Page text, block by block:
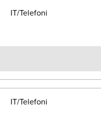
IT/Telefoni
IT/Telefoni